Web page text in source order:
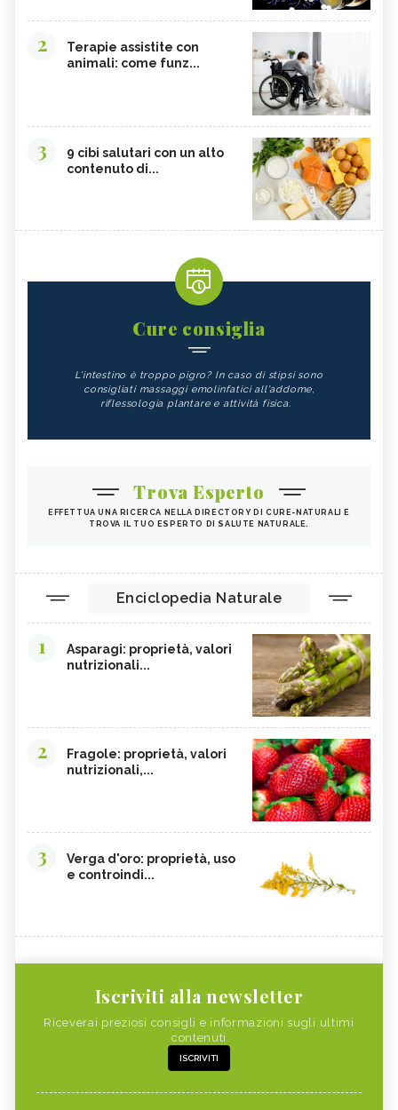
2
Terapie assistite con
animali: come funz...
3
9 cibi salutari con un alto
contenuto di...
Cure consiglia
L'intestino è troppo pigro? In caso di stipsi sono
consigliati massaggi emolinfatici all'addome,
riflessologia plantare e attività fisica.
Trova Esperto
EFFETTUA UNA RICERCA NELLA DIRECTORY DI CURE-NATURALI E
TROVA IL TUO ESPERTO DI SALUTE NATURALE.
Enciclopedia Naturale
1
Asparagi: proprietà, valori
nutrizionali...
2
Fragole: proprietà, valori
nutrizionali,...
3
Verga d'oro: proprietà, uso
e controindi...
Iscriviti alla newsletter
Riceverai preziosi consigli e informazioni sugli ultimi
contenuti
ISCRIVITI